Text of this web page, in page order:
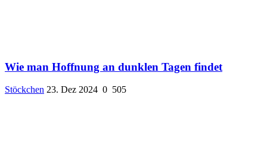
Wie man Hoffnung an dunklen Tagen findet
Stöckchen 23. Dez 2024 0 505